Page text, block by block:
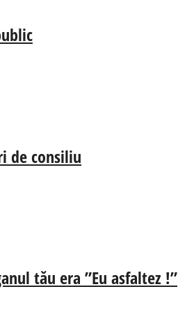
de consiliu
tău era ”Eu asfaltez !”